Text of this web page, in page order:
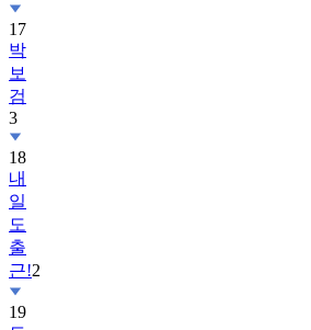
17
박
보
검
3
18
내
일
도
출
근!2
19